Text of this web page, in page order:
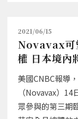
2021/06/15
Novavax可
權 日本境內
美國CNBC報導
（Novavax）
眾參與的第三期